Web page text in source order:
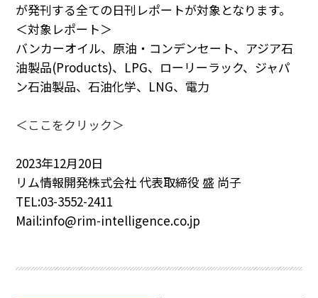
会社概要
お問い合わせ
年間休刊日
サイトマップ
採用情報
瑞姆亜太能源諮問(北京)
が発刊する全ての日刊レポートが対象となります。
＜対象レポート＞
バンカーオイル、原油・コンデンセート、アジア石
油製品(Products)、 LPG、ローリーラック、ジャパ
ン石油製品、石油化学、 LNG、電力
＜ここをクリック＞
2023年12月20日
リム情報開発株式会社 代表取締役 盛 尚子
TEL:03-3552-2411
Mail:info@rim-intelligence.co.jp